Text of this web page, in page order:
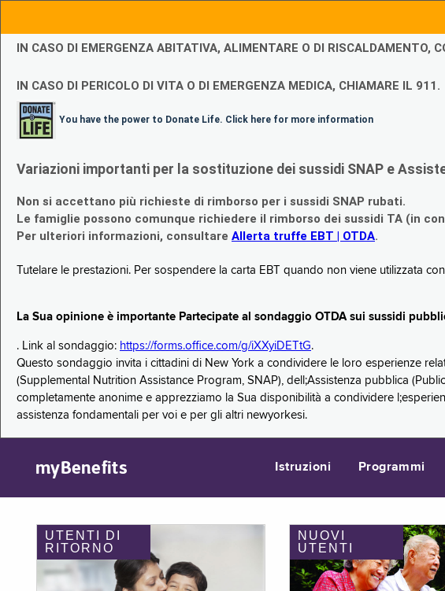
IN CASO DI EMERGENZA ABITATIVA, ALIMENTARE O DI RISCALDAMENTO,
IN CASO DI PERICOLO DI VITA O DI EMERGENZA MEDICA, CHIAMARE IL 911.
You have the power to Donate Life. Click here for more information
Variazioni importanti per la sostituzione dei sussidi SNAP e
Non si accettano più richieste di rimborso per i sussidi SNAP rubati.
Le famiglie possono comunque richiedere il rimborso dei sussidi TA (in
Per ulteriori informazioni, consultare Allerta truffe EBT | OTDA.
Tutelare le prestazioni. Per sospendere la carta EBT quando non viene utilizzata
La Sua opinione è importante Partecipate al sondaggio OTDA sui sussidi
. Link al sondaggio: https://forms.office.com/g/iXXyiDETtG.
Questo sondaggio invita i cittadini di New York a condividere le loro esperienze
(Supplemental Nutrition Assistance Program, SNAP), dell;Assistenza pubblica
completamente anonime e apprezziamo la Sua disponibilità a condividere
assistenza fondamentali per voi e per gli altri newyorkesi.
myBenefits Istruzioni Programmi
UTENTI DI
RITORNO
NUOVI
UTENTI